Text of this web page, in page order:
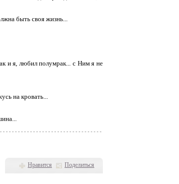
быть своя жизнь...
и я, любил полумрак... с Ним я не
на кровать...
Нравится Поделиться